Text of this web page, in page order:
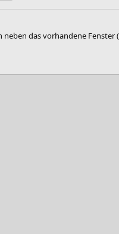
das vorhandene Fenster